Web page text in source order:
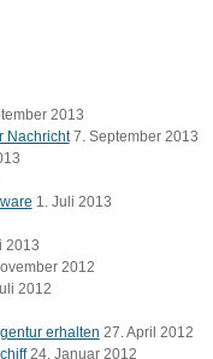
2013
Nachricht 7. September 2013
1. Juli 2013
2013
2012
2012
erhalten 27. April 2012
24. Januar 2012